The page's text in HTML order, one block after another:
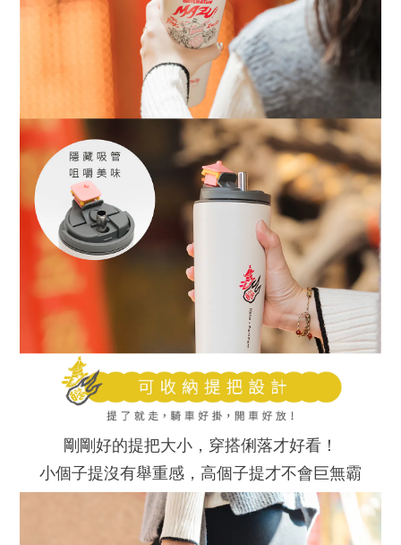
剛剛好的提把大小，穿搭俐落才好看！
小個子提沒有舉重感，高個子提才不會巨無霸